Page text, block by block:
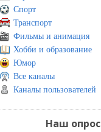
Спорт
Транспорт
Фильмы и анимация
Хобби и образование
Юмор
Все каналы
Каналы пользователей
Наш опрос